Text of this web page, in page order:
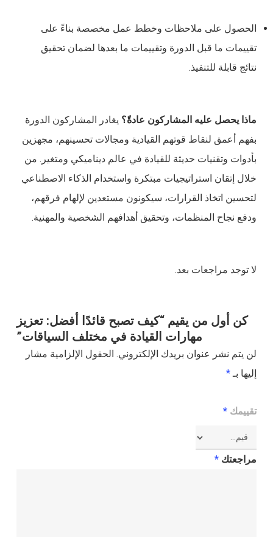
الحصول على ملاحظات وخطط عمل مخصصة بناءً على
تقييمات ما قبل الدورة وتقييمات ما بعدها لضمان تحقيق
نتائج قابلة للتنفيذ.
ماذا يحصل عليه المشاركون عادةً؟ يغادر المشاركون الدورة
بفهم أعمق لنقاط قوتهم القيادية ومجالات تحسينهم، مجهزين
بأدوات وتقنيات حديثة للقيادة في عالم ديناميكي ومتغير. من
خلال إتقان استراتيجيات مبتكرة واستخدام الذكاء الاصطناعي
لتحسين اتخاذ القرارات، سيكونون مستعدين لإلهام فرقهم،
ودفع نجاح المنظمات، وتحقيق أهدافهم الشخصية والمهنية.
لا توجد مراجعات بعد.
كن أول من يقيم “كيف تصبح قائدًا أفضل: تعزيز
مهارات القيادة في مختلف السياقات”
لن يتم نشر عنوان بريدك الإلكتروني. الحقول الإلزامية مشار
إليها بـ *
تقييمك *
مراجعتك *